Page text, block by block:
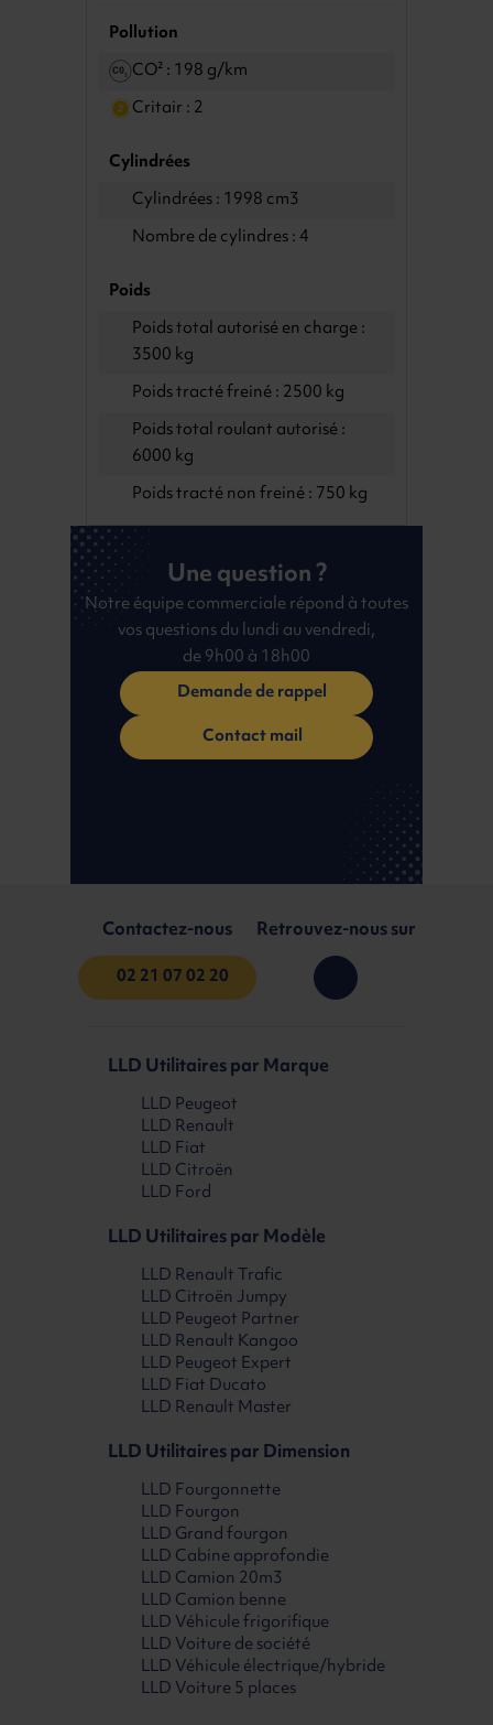
Pollution
CO² : 198 g/km
Critair : 2
Cylindrées
Cylindrées : 1998 cm3
Nombre de cylindres : 4
Poids
Poids total autorisé en charge :
3500 kg
Poids tracté freiné : 2500 kg
Poids total roulant autorisé :
6000 kg
Poids tracté non freiné : 750 kg
Une question ?
Notre équipe commerciale répond à toutes
vos questions du lundi au vendredi,
de 9h00 à 18h00
Demande de rappel
Contact mail
Contactez-nous
02 21 07 02 20
Retrouvez-nous sur
LLD Utilitaires par Marque
LLD Peugeot
LLD Renault
LLD Fiat
LLD Citroën
LLD Ford
LLD Utilitaires par Modèle
LLD Renault Trafic
LLD Citroën Jumpy
LLD Peugeot Partner
LLD Renault Kangoo
LLD Peugeot Expert
LLD Fiat Ducato
LLD Renault Master
LLD Utilitaires par Dimension
LLD Fourgonnette
LLD Fourgon
LLD Grand fourgon
LLD Cabine approfondie
LLD Camion 20m3
LLD Camion benne
LLD Véhicule frigorifique
LLD Voiture de société
LLD Véhicule électrique/hybride
LLD Voiture 5 places